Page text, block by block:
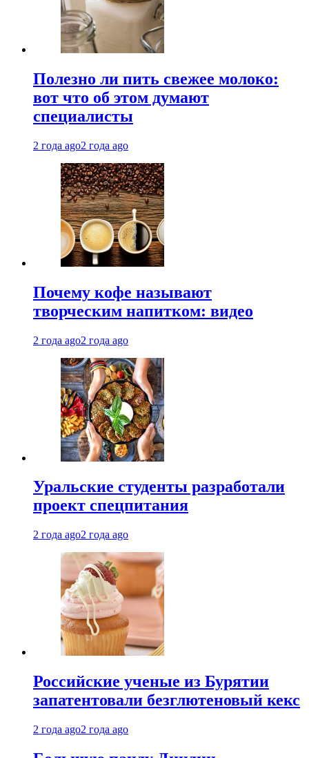
Полезно ли пить свежее молоко:
вот что об этом думают
специалисты
2 года ago2 года ago
Почему кофе называют
творческим напитком: видео
2 года ago2 года ago
Уральские студенты разработали
проект спецпитания
2 года ago2 года ago
Российские ученые из Бурятии
запатентовали безглютеновый кекс
2 года ago2 года ago